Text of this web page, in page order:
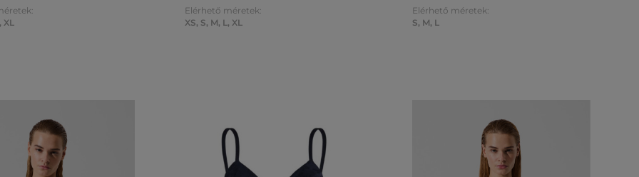
, XL
Elérhető méretek:
XS, S, M, L, XL
Elérhető méretek:
S, M, L